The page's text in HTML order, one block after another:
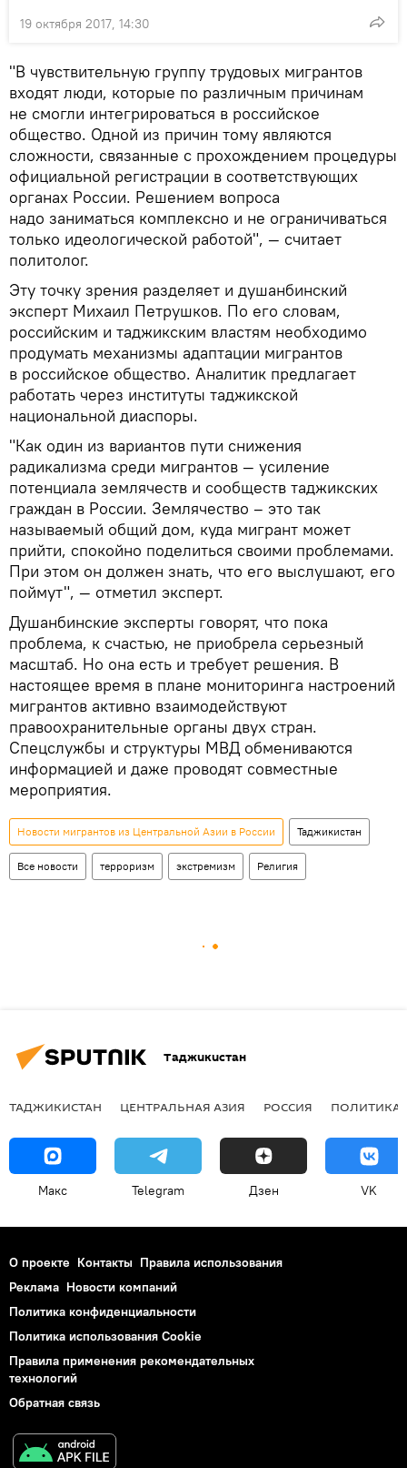
19 октября 2017, 14:30
"В чувствительную группу трудовых мигрантов
входят люди, которые по различным причинам
не смогли интегрироваться в российское
общество. Одной из причин тому являются
сложности, связанные с прохождением процедуры
официальной регистрации в соответствующих
органах России. Решением вопроса
надо заниматься комплексно и не ограничиваться
только идеологической работой", — считает
политолог.
Эту точку зрения разделяет и душанбинский
эксперт Михаил Петрушков. По его словам,
российским и таджикским властям необходимо
продумать механизмы адаптации мигрантов
в российское общество. Аналитик предлагает
работать через институты таджикской
национальной диаспоры.
"Как один из вариантов пути снижения
радикализма среди мигрантов — усиление
потенциала землячеств и сообществ таджикских
граждан в России. Землячество – это так
называемый общий дом, куда мигрант может
прийти, спокойно поделиться своими проблемами.
При этом он должен знать, что его выслушают, его
поймут", — отметил эксперт.
Душанбинские эксперты говорят, что пока
проблема, к счастью, не приобрела серьезный
масштаб. Но она есть и требует решения. В
настоящее время в плане мониторинга настроений
мигрантов активно взаимодействуют
правоохранительные органы двух стран.
Спецслужбы и структуры МВД обмениваются
информацией и даже проводят совместные
мероприятия.
Новости мигрантов из Центральной Азии в России Таджикистан
Все новости терроризм экстремизм Религия
Таджикистан
ТАДЖИКИСТАН ЦЕНТРАЛЬНАЯ АЗИЯ РОССИЯ ПОЛИТИКА
Макс Telegram Дзен VK
О проекте Контакты Правила использования
Реклама Новости компаний
Политика конфиденциальности
Политика использования Cookie
Правила применения рекомендательных
технологий
Обратная связь